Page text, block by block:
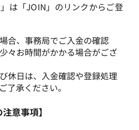
」は「JOIN」のリンクからご登
合、事務局でご入金の確認
々お時間がかかる場合がござ
休日は、入金確認や登録処理
了承ください。
注意事項】